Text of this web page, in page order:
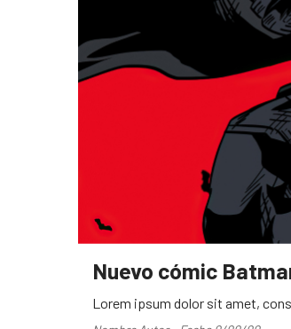
Nuevo cómic
Lorem ipsum dolor sit amet,